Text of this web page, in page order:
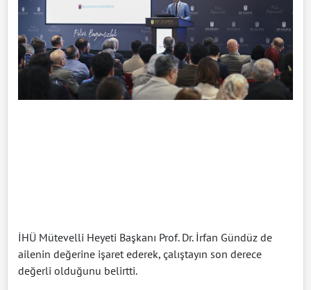
İHÜ Mütevelli Heyeti Başkanı Prof. Dr. İrfan Gündüz de
ailenin değerine işaret ederek, çalıştayın son derece
değerli olduğunu belirtti.